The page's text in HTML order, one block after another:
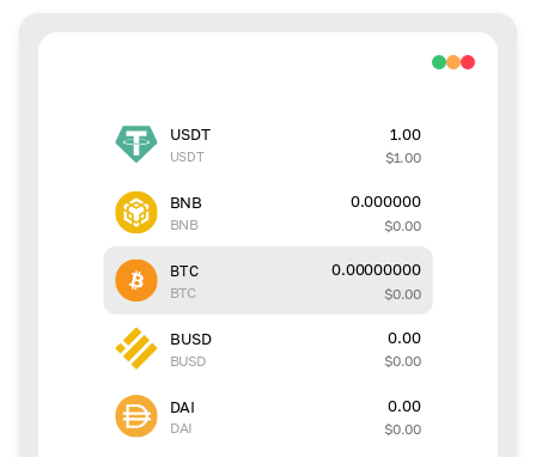
USDT
USDT
1.00
$1.00
BNB
BNB
0.000000
$0.00
BTC
BTC
0.00000000
$0.00
BUSD
BUSD
0.00
$0.00
DAI
DAI
0.00
$0.00